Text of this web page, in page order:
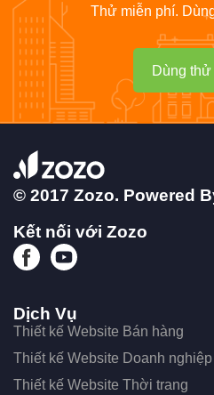
Thử miễn phí.
Dùng
© 2017 Zozo. Powered
Kết nối với Zozo
Dịch Vụ
Thiết kế Website Bán hàng
Thiết kế Website Doanh nghiệp
Thiết kế Website Thời trang